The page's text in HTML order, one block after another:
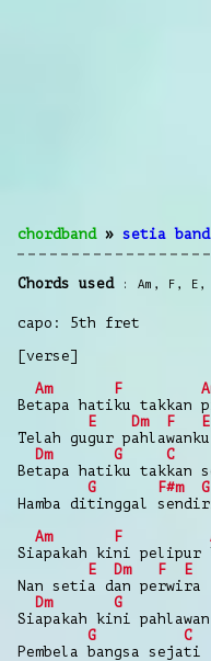
chordband» setia band
Chords used Am , F , E ,
capo: 5th fret
[verse]
Am
F
Betapa hatiku takkan
E
Dm F
E
Telah gugur pahlawanku
Dm
G
C
Betapa hatiku takkan
G
F#m G
Hamba ditinggal
Am
F
Siapakah kini pelipur
E
Dm F
E
Nan setia dan perwira
Dm
G
Siapakah kini
G
C
Pembela bangsa sejati